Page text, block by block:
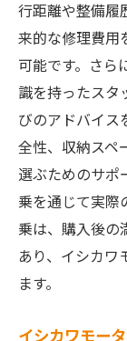
行距離や整備履
来的な修理費用
可能です。さら
識を持ったスタ
びのアドバイス
全性、収納スペ
選ぶためのサポ
乗を通じて実際
乗は、購入後の
あり、イシカワ
ます。
イシカワモー